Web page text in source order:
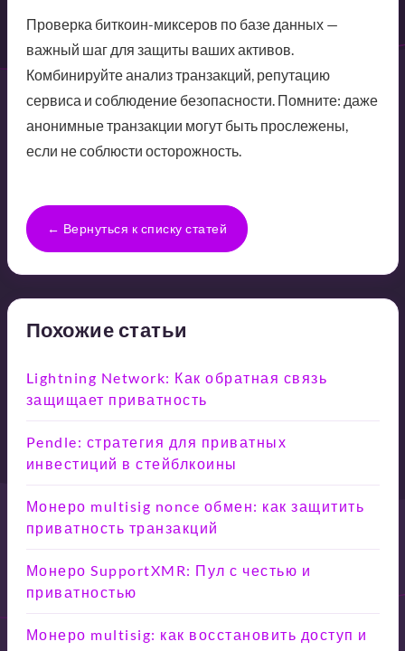
Проверка биткоин-миксеров по базе данных —
важный шаг для защиты ваших активов.
Комбинируйте анализ транзакций, репутацию
сервиса и соблюдение безопасности. Помните: даже
анонимные транзакции могут быть прослежены,
если не соблюсти осторожность.
← Вернуться к списку статей
Похожие статьи
Lightning Network: Как обратная связь
защищает приватность
Pendle: стратегия для приватных
инвестиций в стейблкоины
Монеро multisig nonce обмен: как защитить
приватность транзакций
Монеро SupportXMR: Пул с честью и
приватностью
Монеро multisig: как восстановить доступ и